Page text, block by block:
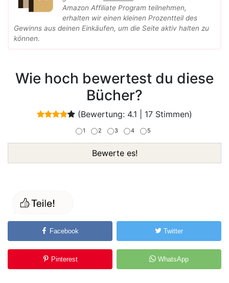
Amazon Affiliate Program teilnehmen,
erhalten wir einen kleinen Prozentteil des
Gewinns aus deinen Einkäufen, um die Seite aktiv halten zu
können.
Wie hoch bewertest du diese
Bücher?
(Bewertung: 4.1 17 Stimmen)
1 2 3 4 5
Bewerte es!
Facebook Twitter
Pinterest WhatsApp